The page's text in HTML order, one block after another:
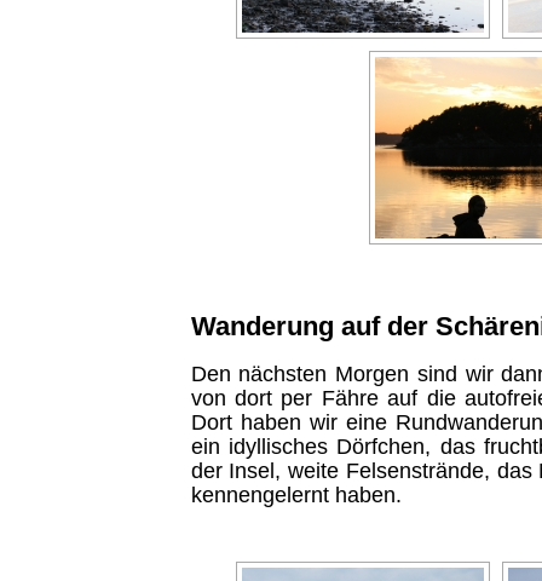
Wanderung auf der
Den nächsten Morgen sind wir
von dort per Fähre auf die
Dort haben wir eine
ein idyllisches Dörfchen, das
der Insel, weite Felsenstrände,
kennengelernt haben.